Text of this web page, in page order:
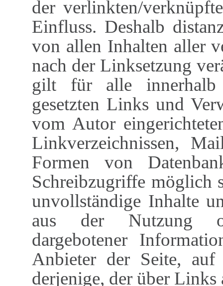
der verlinkten/
Einfluss. Deshalb
von allen Inhalten aller
nach der Linksetzung
gilt für alle innerhalb
gesetzten Links und
vom Autor
Linkverzeichnissen,
Formen von
Schreibzugriffe möglich
unvollständige Inhalte
aus der Nutzung
dargebotener
Anbieter der Seite,
derjenige, der über